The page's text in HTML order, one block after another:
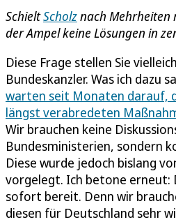
SchieltScholznach Mehrheiten
der Ampel keine Lösungen in
Diese Frage stellen Sie
Bundeskanzler. Was ich dazu
warten seit Monaten darauf,
längst verabredeten
Wir brauchen keine
Bundesministerien, sondern
Diese wurde jedoch bislang
vorgelegt. Ich betone erneut:
sofort bereit. Denn wir
diesen für Deutschland sehr